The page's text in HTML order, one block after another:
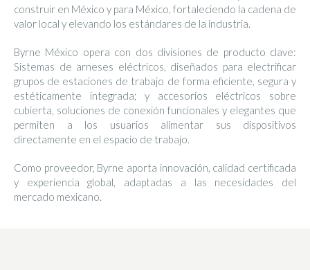
construir en México y para México, fortaleciendo la cadena de
valor local y elevando los estándares de la industria.
Byrne México opera con dos divisiones de producto clave:
Sistemas de arneses eléctricos, diseñados para electrificar
grupos de estaciones de trabajo de forma eficiente, segura y
estéticamente integrada; y accesorios eléctricos sobre
cubierta, soluciones de conexión funcionales y elegantes que
permiten a los usuarios alimentar sus dispositivos
directamente en el espacio de trabajo.
Como proveedor, Byrne aporta innovación, calidad certificada
y experiencia global, adaptadas a las necesidades del
mercado mexicano.